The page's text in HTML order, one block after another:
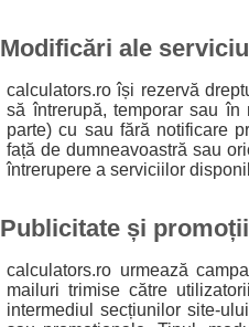
Modificări ale
calculators.ro își rezervă
să întrerupă, temporar sau
parte) cu sau fără notificare
față de dumneavoastră sau
întrerupere a serviciilor
Publicitate și promoții
calculators.ro urmează
mailuri trimise către
intermediul secțiunilor site-